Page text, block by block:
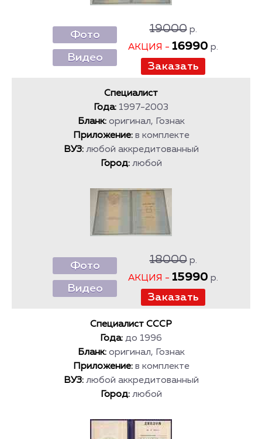
Фото
Видео
19000р.
АКЦИЯ - 16990 р.
Специалист
Года: 1997-2003
Бланк: оригинал, Гознак
Приложение: в комплекте
ВУЗ: любой аккредитованный
Город: любой
Фото
Видео
18000р.
АКЦИЯ - 15990 р.
Специалист СССР
Года: до 1996
Бланк: оригинал, Гознак
Приложение: в комплекте
ВУЗ: любой аккредитованный
Город: любой